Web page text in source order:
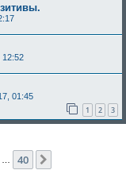
12:52
01:45
1 2 3
40